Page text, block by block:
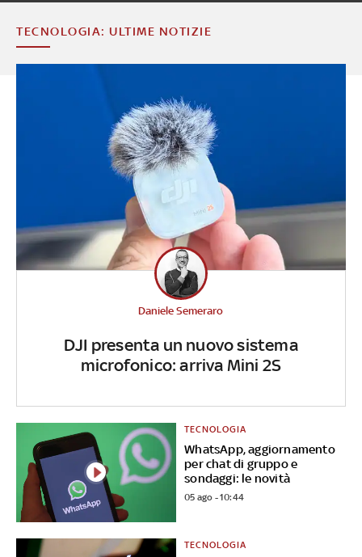
TECNOLOGIA: ULTIME NOTIZIE
DJI presenta un nuovo sistema
microfonico: arriva Mini 2S
Daniele Semeraro
WhatsApp, aggiornamento
per chat di gruppo e
sondaggi: le novità
TECNOLOGIA
05 ago - 10:44
TECNOLOGIA